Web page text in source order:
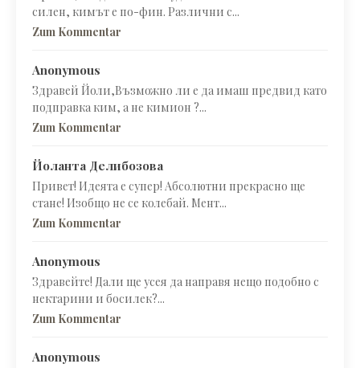
силен, кимът е по-фин. Различни с...
Zum Kommentar
Anonymous
Здравей Йоли,Възможно ли е да имаш предвид като
подправка ким, а не кимион ?...
Zum Kommentar
Йоланта Делибозова
Привет! Идеята е супер! Абсолютни прекрасно ще
стане! Изобщо не се колебай. Мент...
Zum Kommentar
Anonymous
Здравейте! Дали ще усея да направя нещо подобно с
нектарини и босилек?...
Zum Kommentar
Anonymous